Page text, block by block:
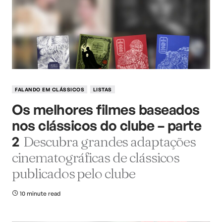
FALANDO EM CLÁSSICOS LISTAS
Os melhores filmes baseados
nos clássicos do clube – parte
2 Descubra grandes adaptações
cinematográficas de clássicos
publicados pelo clube
10 minute read